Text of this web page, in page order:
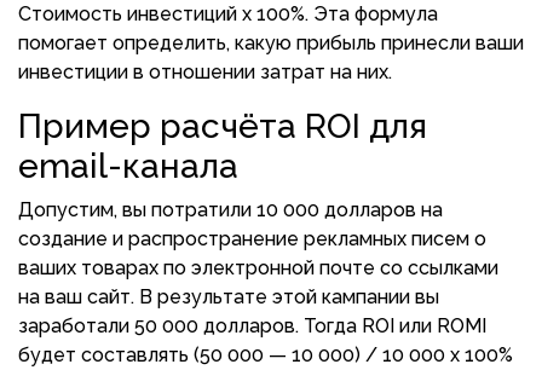
Стоимость инвестиций x 100%. Эта формула
помогает определить, какую прибыль принесли ваши
инвестиции в отношении затрат на них.
Пример расчёта ROI для
email-канала
Допустим, вы потратили 10 000 долларов на
создание и распространение рекламных писем о
ваших товарах по электронной почте со ссылками
на ваш сайт. В результате этой кампании вы
заработали 50 000 долларов. Тогда ROI или ROMI
будет составлять (50 000 — 10 000) / 10 000 x 100%